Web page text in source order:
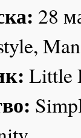
28
Little